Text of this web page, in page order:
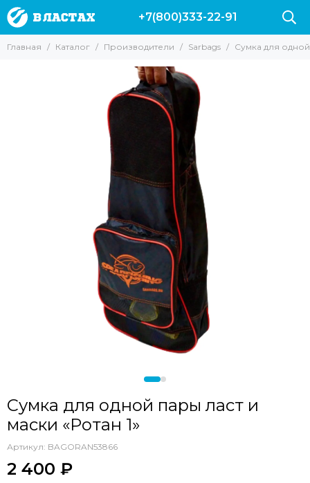
Производители
Armytek
C4
Sarbags
KF
+7(800)333-22-91
Главная Каталог Производители Sarbags Сумка для одной
Сумка для одной пары ласт и
маски «Ротан 1»
Артикул: BAGORAN53866
2 400 ₽